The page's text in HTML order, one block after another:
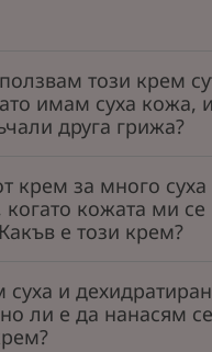
този крем
имам суха кожа,
друга грижа?
крем за много
кожата ми се
е този крем?
и
ли е да нанасям